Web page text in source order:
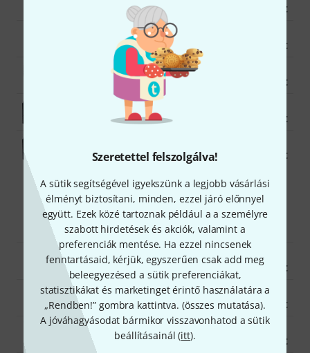
Szeretettel felszolgálva!
A sütik segítségével igyekszünk a legjobb vásárlási
élményt biztosítani, minden, ezzel járó előnnyel
együtt. Ezek közé tartoznak például a a személyre
szabott hirdetések és akciók, valamint a
preferenciák mentése. Ha ezzel nincsenek
fenntartásaid, kérjük, egyszerűen csak add meg
beleegyezésed a sütik preferenciákat,
statisztikákat és marketinget érintő használatára a
„Rendben!” gombra kattintva. (összes mutatása).
A jóváhagyásodat bármikor visszavonhatod a sütik
beállításainál (itt).
890 650 Ft
ADAM Audio T7V
82 600 Ft
ADAM Audio D3V White
97 400 Ft
Yamaha HS 7 MP
168 400 Ft
215 100 Ft
Aktív full-range hangfalak
Mackie Thump 215XT
162 400 Ft
Presonus Air XD 12
161 000 Ft
Alto TX 408
52 400 Ft